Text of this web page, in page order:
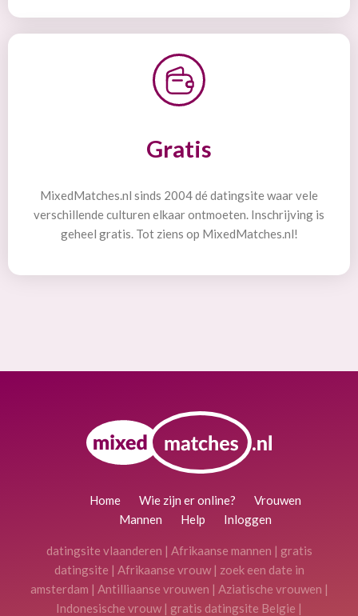
Gratis
MixedMatches.nl sinds 2004 dé datingsite waar vele
verschillende culturen elkaar ontmoeten. Inschrijving is
geheel gratis. Tot ziens op MixedMatches.nl!
Home Wie zijn er online?
Vrouwen
Mannen
Help Inloggen
datingsite vlaanderen | Afrikaanse mannen | gratis
datingsite | Afrikaanse vrouw | zoek een date in
amsterdam | Antilliaanse vrouwen | Aziatische vrouwen |
Indonesische vrouw | gratis datingsite Belgie |